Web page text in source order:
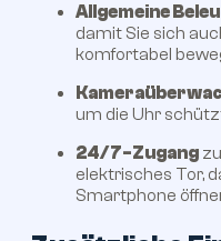
Allgemeine
damit Sie sich
komfortabel
um die Uhr
24/7-Zugang
elektrisches Tor,
Smartphone